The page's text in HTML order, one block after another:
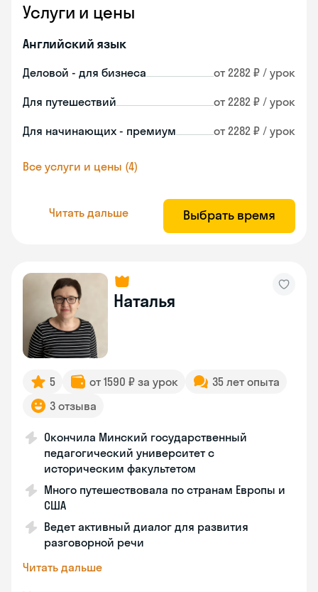
Услуги и цены
Английский язык
Деловой - для бизнеса от 2282 ₽ / урок
Для путешествий от 2282 ₽ / урок
Для начинающих - премиум от 2282 ₽ / урок
Все услуги и цены (4)
Читать дальше Выбрать время
Наталья
5 от 1590 ₽ за урок
35 лет опыта
3 отзыва
Окончила Минский государственный
педагогический университет с
историческим факультетом
Много путешествовала по странам Европы и
США
Ведет активный диалог для развития
разговорной речи
Читать дальше